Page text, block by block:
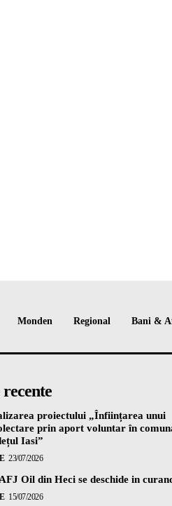
Monden Regional Bani &
proiectului „Înființarea unui
prin aport voluntar în
Iasi”
23/07/2026
Oil din Heci se deschide in
15/07/2026